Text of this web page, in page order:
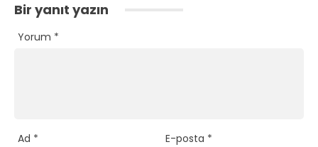
Bir yanıt yazın
Yorum *
Ad * E-posta *